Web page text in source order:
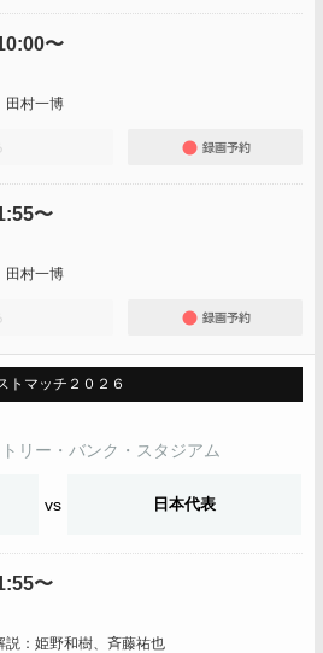
〜
田村一博
〜
田村一博
トマッチ２０２６
リー・バンク・スタジアム
vs 日本代表
〜
説：姫野和樹、斉藤祐也